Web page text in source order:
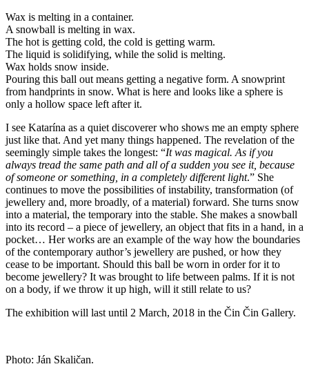
Wax is melting in a container.
A snowball is melting in wax.
The hot is getting cold, the cold is getting warm.
The liquid is solidifying, while the solid is melting.
Wax holds snow inside.
Pouring this ball out means getting a negative form. A snowprint
from handprints in snow. What is here and looks like a sphere is
only a hollow space left after it.
I see Katarína as a quiet discoverer who shows me an empty sphere
just like that. And yet many things happened. The revelation of the
seemingly simple takes the longest: “It was magical. As if you
always tread the same path and all of a sudden you see it, because
of someone or something, in a completely different light.” She
continues to move the possibilities of instability, transformation (of
jewellery and, more broadly, of a material) forward. She turns snow
into a material, the temporary into the stable. She makes a snowball
into its record – a piece of jewellery, an object that fits in a hand, in a
pocket… Her works are an example of the way how the boundaries
of the contemporary author’s jewellery are pushed, or how they
cease to be important. Should this ball be worn in order for it to
become jewellery? It was brought to life between palms. If it is not
on a body, if we throw it up high, will it still relate to us?
The exhibition will last until 2 March, 2018 in the Čin Čin Gallery.
Photo: Ján Skaličan.